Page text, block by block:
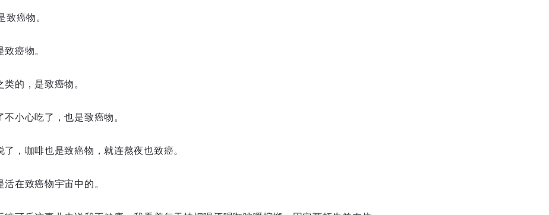
致癌物。
癌物。
的，是致癌物。
小心吃了，也是致癌物。
，咖啡也是致癌物，就连熬夜也致癌。
在致癌物宇宙中的。